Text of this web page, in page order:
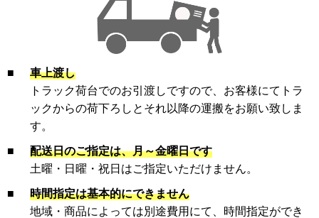
■
車上渡し
トラック荷台でのお引渡しですので、お客様にてトラ
ックからの荷下ろしとそれ以降の運搬をお願い致しま
す。
■
配送日のご指定は、月～金曜日です
土曜・日曜・祝日はご指定いただけません。
■
時間指定は基本的にできません
地域・商品によっては別途費用にて、時間指定ができ